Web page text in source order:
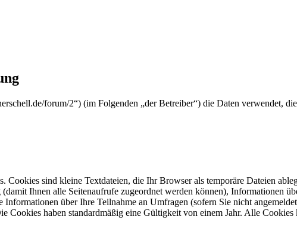
forum/2“) (im Folgenden „der Betreiber“) die Daten verwendet,
sind kleine Textdateien, die Ihr Browser als temporäre Dateien
Ihnen alle Seitenaufrufe zugeordnet werden können), Informationen
über Ihre Teilnahme an Umfragen (sofern Sie nicht
Cookies haben standardmäßig eine Gültigkeit von einem Jahr. Alle